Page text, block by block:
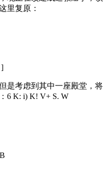
里复原：
]
是考虑到其中一座殿堂，将
6 K: i) K! V+ S. W